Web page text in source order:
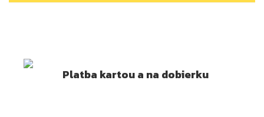
Platba kartou a na dobierku